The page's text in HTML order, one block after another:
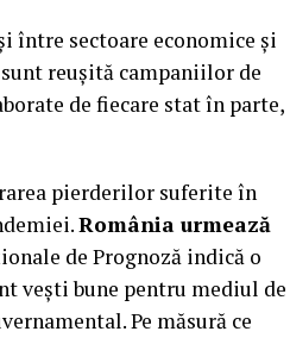
între sectoare economice și
reuşită campaniilor de
de fiecare stat în parte,
pierderilor suferite în
România urmează
de Prognoză indică o
veşti bune pentru mediul de
Pe măsură ce